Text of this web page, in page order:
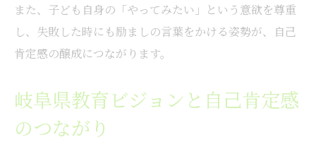
また、子ども自身の「やってみたい」という意欲を尊重
し、失敗した時にも励ましの言葉をかける姿勢が、自己
肯定感の醸成につながります。
岐阜県教育ビジョンと自己肯定感
のつながり